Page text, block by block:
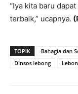
“Iya kita baru
terbaik,” ucapnya.
TOPIK Bahagia dan
Dinsos lebong